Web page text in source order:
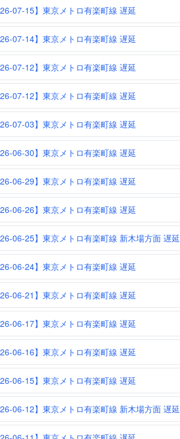
07-15】東京メトロ有楽町線 遅延
07-14】東京メトロ有楽町線 遅延
07-12】東京メトロ有楽町線 遅延
07-12】東京メトロ有楽町線 遅延
07-03】東京メトロ有楽町線 遅延
06-30】東京メトロ有楽町線 遅延
06-29】東京メトロ有楽町線 遅延
06-26】東京メトロ有楽町線 遅延
06-25】東京メトロ有楽町線 新木場方面 遅延
06-24】東京メトロ有楽町線 遅延
06-21】東京メトロ有楽町線 遅延
06-17】東京メトロ有楽町線 遅延
06-16】東京メトロ有楽町線 遅延
06-15】東京メトロ有楽町線 遅延
06-12】東京メトロ有楽町線 新木場方面 遅延